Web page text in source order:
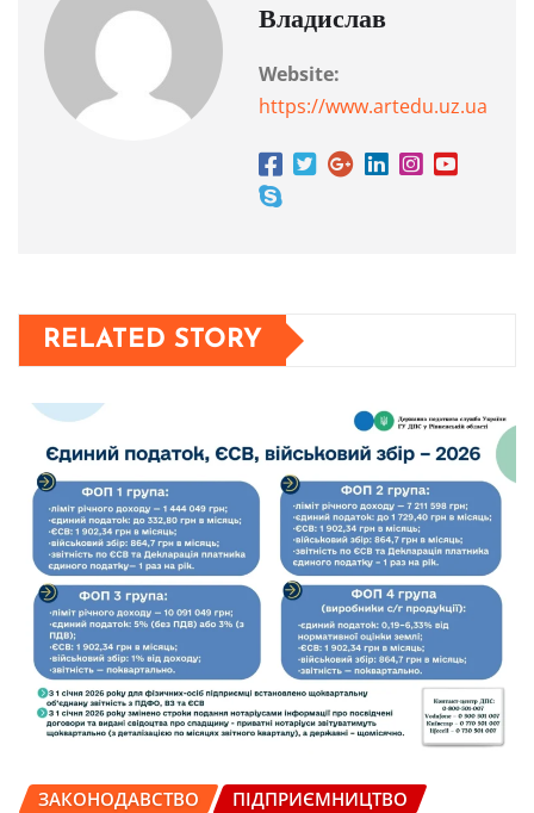
Владислав
Website:
https://www.artedu.uz.ua
RELATED STORY
ЗАКОНОДАВСТВО ПІДПРИЄМНИЦТВО